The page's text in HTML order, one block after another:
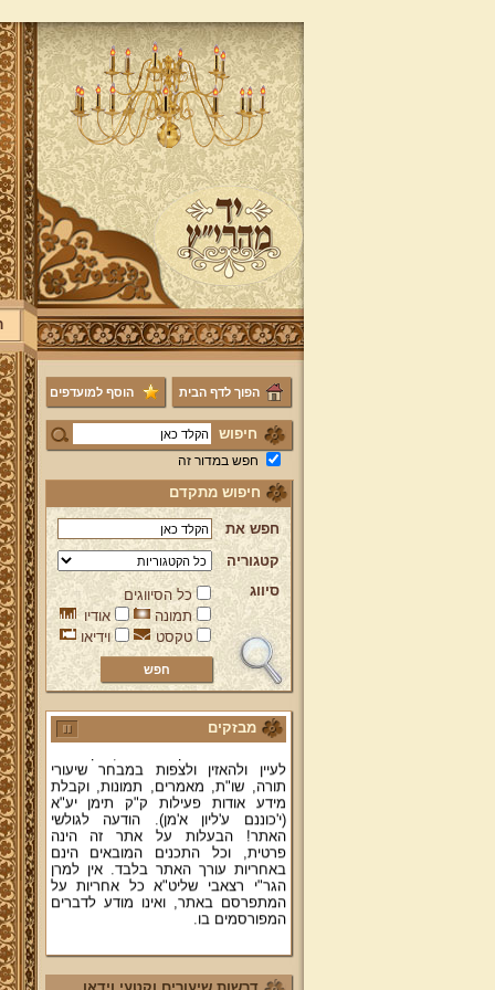
הפוך לדף הבית הוסף למועדפים
חיפוש
חפש במדור זה
חיפוש מתקדם
חפש את
קטגוריה
סיווג
כל הסיווגים
תמונה
אודיו
טקסט
וידיאו
מבזקים
ברוכים הבאים לאתר מהרי"ץ
יד מהרי"ץ - פורטל תורני למורשת יהדות
תימן, האתר הרשמי להנצחת מורשתו
של גאון רבני תימן ותפארתם מהרי"ץ
זצוק"ל. באתר תמצאו גם תכנים תורניים
והלכתיים רבים של מרן הגאון הרב יצחק
רצאבי שליט"א - פוסק עדת תימן,
מחבר ספרי שלחן ערוך המקוצר ח"ח
ושו"ת עולת יצחק ג"ח ועוד, וכן תוכלו
לעיין ולהאזין ולצפות במבחר שיעורי
תורה, שו"ת, מאמרים, תמונות, וקבלת
מידע אודות פעילות ק"ק תימן יע"א
(י'כוננם ע'ליון א'מן). הודעה לגולשי
האתר! הבעלות על אתר זה הינה
פרטית, וכל התכנים המובאים הינם
באחריות עורך האתר בלבד. אין למרן
הגר"י רצאבי שליט"א כל אחריות על
המתפרסם באתר, ואינו מודע לדברים
המפורסמים בו.
קווים לדמותו של מהרי"ץ זצוק"ל
יע"א די בכל אתר ואתר